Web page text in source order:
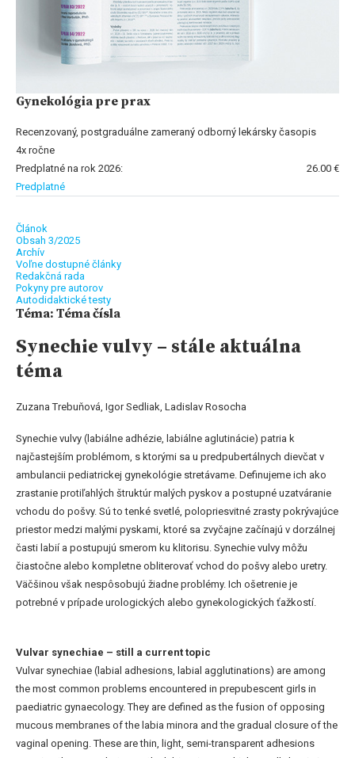
Gynekológia pre prax
Recenzovaný, postgraduálne zameraný odborný lekársky časopis
4x ročne
Predplatné na rok 2026:
26.00 €
Predplatné
Článok
Obsah 3/2025
Archív
Voľne dostupné články
Redakčná rada
Pokyny pre autorov
Autodidaktické testy
Téma: Téma čísla
Synechie vulvy – stále aktuálna
téma
Zuzana Trebuňová, Igor Sedliak, Ladislav Rosocha
Synechie vulvy (labiálne adhézie, labiálne aglutinácie) patria k
najčastejším problémom, s ktorými sa u predpubertálnych dievčat v
ambulancii pediatrickej gynekológie stretávame. Definujeme ich ako
zrastanie protiľahlých štruktúr malých pyskov a postupné uzatváranie
vchodu do pošvy. Sú to tenké svetlé, polopriesvitné zrasty pokrývajúce
priestor medzi malými pyskami, ktoré sa zvyčajne začínajú v dorzálnej
časti labií a postupujú smerom ku klitorisu. Synechie vulvy môžu
čiastočne alebo kompletne obliterovať vchod do pošvy alebo uretry.
Väčšinou však nespôsobujú žiadne problémy. Ich ošetrenie je
potrebné v prípade urologických alebo gynekologických ťažkostí.
Vulvar synechiae – still a current topic
Vulvar synechiae (labial adhesions, labial agglutinations) are among
the most common problems encountered in prepubescent girls in
paediatric gynaecology. They are defined as the fusion of opposing
mucous membranes of the labia minora and the gradual closure of the
vaginal opening. These are thin, light, semi-transparent adhesions